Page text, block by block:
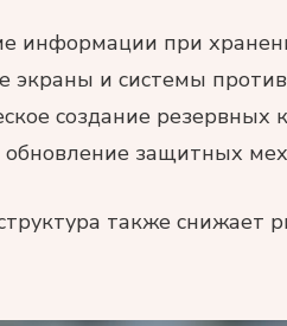
информации при
экраны и системы
создание резервных
обновление защитных
также снижает